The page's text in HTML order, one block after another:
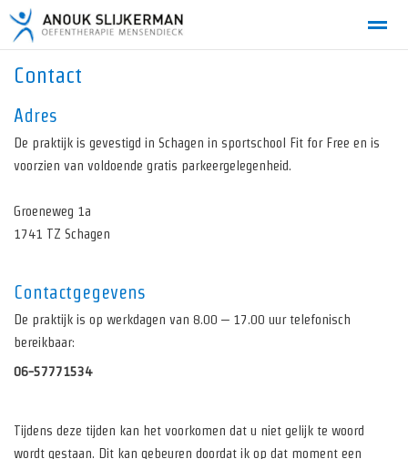
Home Bellen E-mail Locatie
Contact
Adres
De praktijk is gevestigd in Schagen in sportschool Fit for Free en is
voorzien van voldoende gratis parkeergelegenheid.
Groeneweg 1a
1741 TZ Schagen
Contactgegevens
De praktijk is op werkdagen van 8.00 – 17.00 uur telefonisch
bereikbaar:
06-57771534
Tijdens deze tijden kan het voorkomen dat u niet gelijk te woord
wordt gestaan. Dit kan gebeuren doordat ik op dat moment een